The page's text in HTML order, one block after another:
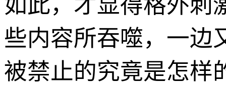
如此，才显得格外刺
些内容所吞噬，一边
被禁止的究竟是怎样